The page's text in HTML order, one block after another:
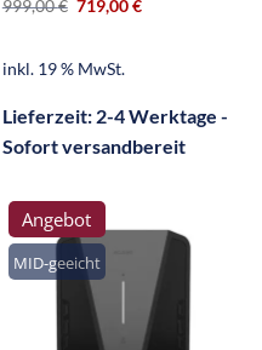
999,00€ 719,00€
inkl. 19 % MwSt.
Lieferzeit: 2-4 Werktage -
Sofort versandbereit
MID-geeicht
Angebot